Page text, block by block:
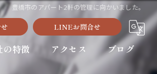
豊橋市のアパート2軒の管理に向かいました。
LINEお問合せ
の特徴 アクセス ブログ